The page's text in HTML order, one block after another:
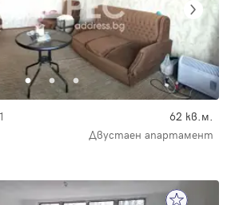
62 кв.м.
Двустаен апартамент